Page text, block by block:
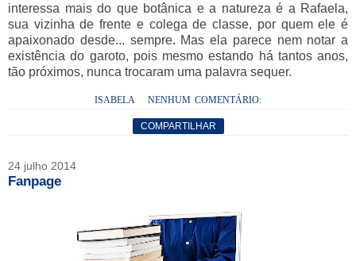
interessa mais do que botânica e a natureza é a Rafaela,
sua vizinha de frente e colega de classe, por quem ele é
apaixonado desde... sempre. Mas ela parece nem notar a
existência do garoto, pois mesmo estando há tantos anos,
tão próximos, nunca trocaram uma palavra sequer.
ISABELA NENHUM COMENTÁRIO:
COMPARTILHAR
24 julho 2014
Fanpage